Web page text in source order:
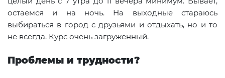
остаемся и на ночь. На выходные стараюсь
выбираться в город с друзьями и отдыхать, но и то
не всегда. Курс очень загруженный.
Проблемы и трудности?